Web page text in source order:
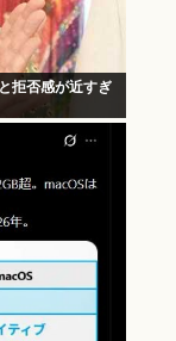
拒否感が近すぎ